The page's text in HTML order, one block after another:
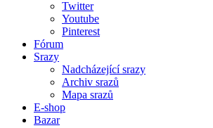
Twitter
Youtube
Pinterest
Fórum
Srazy
Nadcházející srazy
Archiv srazů
Mapa srazů
E-shop
Bazar